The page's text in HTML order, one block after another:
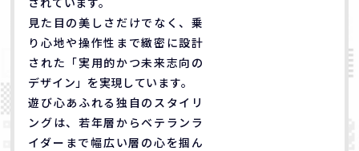
見た目の美しさだけでなく、乗
り心地や操作性まで緻密に設計
された「実用的かつ未来志向の
デザイン」を実現しています。
遊び心あふれる独自のスタイリ
ングは、若年層からベテランラ
イダーまで幅広い層の心を掴ん